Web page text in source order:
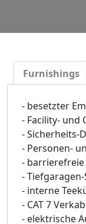
Furnishings
- besetzter
- Facility- und
- Sicherheits-
- Personen-
-
-
- interne
- CAT 7
- elektrische